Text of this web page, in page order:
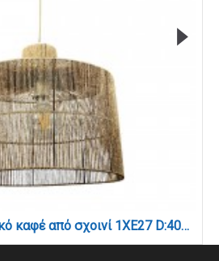
Κρεμαστό φωτιστικό καφέ από σχοινί 1XE27 D:40cm (4030)